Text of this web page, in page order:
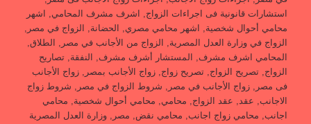
استشارات قانونية فى اجراءات الزواج, اشرف مشرف المحامي,
اشهر
محامي أحوال شخصية, اشهر محامي مصري, الحضانة, الزواج في مصر ,
الزواج في وزارة العدل المصرية, الزواج من الأجانب في مصر , الطلاق,
المحامي اشرف مشرف, المستشار أشرف مشرف, النفقة,تصاريح
الزواج,تصريح الزواج,تصريح زواج,زواج الأجانب بمصر ,زواج الأجانب
فى مصر ,زواج الأجانب في مصر , شروط الزواج في مصر , شروط زواج
الاجانب, عقد, عقد الزواج, محامي, محامي أحوال شخصية, محامي
اجانب, محامي زواج اجانب, محامي نقض, مصر ,وزارة العدل المصرية